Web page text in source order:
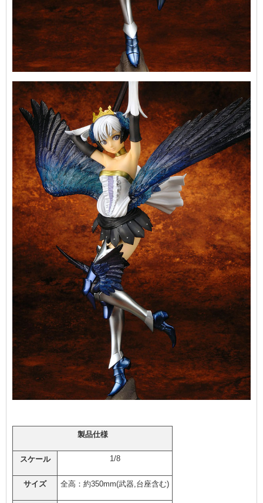
製品仕様
スケール 1/8
サイズ 全高：約350mm(武器,台座含む)